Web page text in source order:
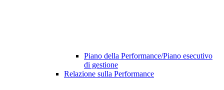
Piano della Performance/Piano esecutivo
di gestione
Relazione sulla Performance